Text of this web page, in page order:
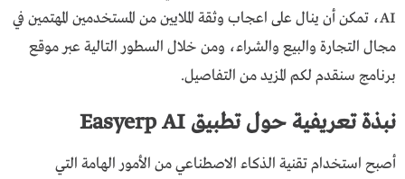
AI، تمكن أن ينال على اعجاب وثقة الملايين من المستخدمين المهتمين في
مجال التجارة والبيع والشراء، ومن خلال السطور التالية عبر موقع
برنامج سنقدم لكم المزيد من التفاصيل.
نبذة تعريفية حول تطبيق Easyerp AI
أصبح استخدام تقنية الذكاء الاصطناعي من الأمور الهامة التي